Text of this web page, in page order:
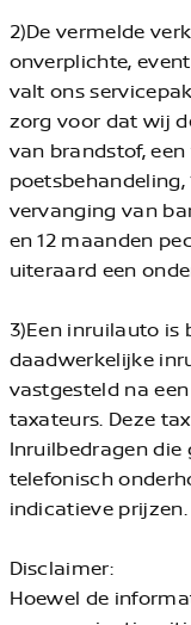
2)De vermelde
onverplichte,
valt ons
zorg voor dat wij
van brandstof,
vervanging van
en 12 maanden
uiteraard een
3)Een inruilauto is
daadwerkelijke
vastgesteld na
taxateurs. Deze
Inruilbedragen
telefonisch
indicatieve prijzen.
Disclaimer:
Hoewel de